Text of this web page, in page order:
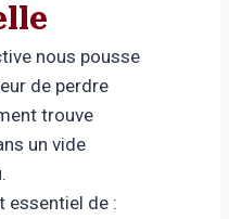
nous pousse
de perdre
trouve
un vide
essentiel de :